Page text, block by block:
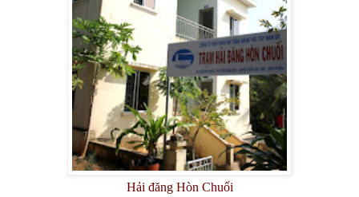
Hải đăng Hòn Chuối